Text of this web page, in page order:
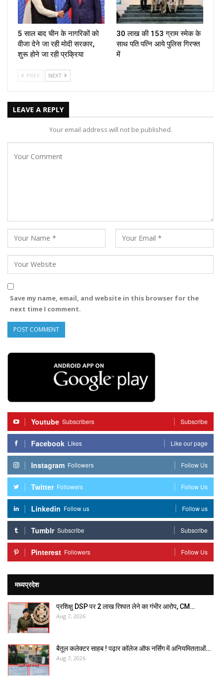
5 साल बाद चीन के नागरिकों को
वीजा देने जा रही मोदी सरकार,
शुरू होने जा रही प्रक्रिया
30 लाख की 153 ग्राम स्मेक के
साथ पति पत्नि आये पुलिस गिरफ्त
में
PREV NEXT
LEAVE A REPLY
Your email address will not be published.
Save my name, email, and website in this browser for the
next time I comment.
Youtube Subscribers Subscribe
Facebook Likes Like our page
Instagram Followers Follow Us
Twitter Followers Follow Us
Linkedin Follow us Follow us
Tumblr Subscribe Subscribe
Pinterest Followers Follow Us
मध्यप्रदेश
प्रशिक्षु DSP पर ₹2 लाख रिश्वत लेने का गंभीर आरोप, CM…
Aug 7, 2026
बैतूल कलेक्टर साहब ! पढ़ार कॉलेज ऑफ नर्सिंग में अनियमितताओं…
Aug 7, 2026